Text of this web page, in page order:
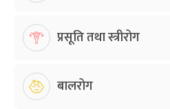
प्रसूति तथा स्त्रीरोग
बालरोग